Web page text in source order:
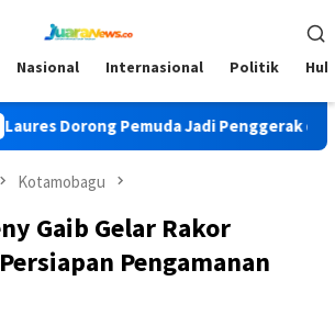
Nasional Internasional Politik
Pemuda Jadi Penggerak di Era Digital
Kotamobagu
Gaib Gelar Rakor
Pengamanan